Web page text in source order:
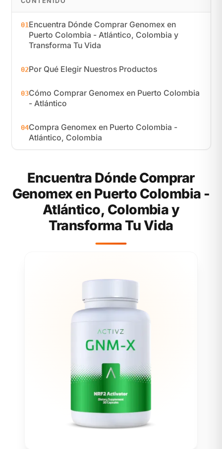
01Encuentra Dónde Comprar Genomex en
Puerto Colombia - Atlántico, Colombia y
Transforma Tu Vida
02Por Qué Elegir Nuestros Productos
03Cómo Comprar Genomex en Puerto Colombia
- Atlántico
04Compra Genomex en Puerto Colombia -
Atlántico, Colombia
Encuentra Dónde Comprar
Genomex en Puerto Colombia -
Atlántico, Colombia y
Transforma Tu Vida